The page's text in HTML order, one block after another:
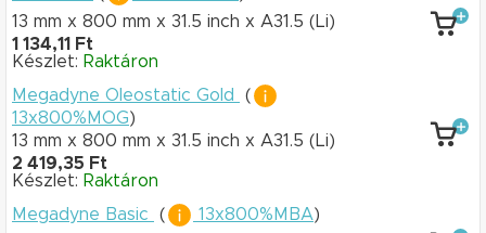
13 mm x 800 mm x 31.5 inch x A31.5 (Li)
1 134,11 Ft
Készlet: Raktáron
Megadyne Oleostatic Gold
(
13x800%MOG)
13 mm x 800 mm x 31.5 inch x A31.5 (Li)
2 419,35 Ft
Készlet: Raktáron
Megadyne Basic
( 13x800%MBA)